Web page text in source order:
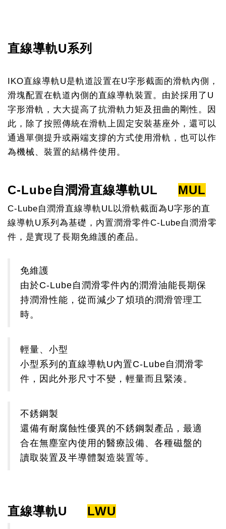
直線導軌U系列
IKO直線導軌U是軌道設置在U字形截面​​的滑軌內側，
滑塊配置在軌道內側的直線導軌裝置。由於採用了U
字形滑軌，大大提高了抗滑軌力矩及扭曲的剛性。因
此，除了按照傳統在滑軌上固定安裝基座外，還可以
通過單側提升或兩端支撐的方式使用滑軌，也可以作
為機械、裝置的結構件使用。
C-Lube自潤滑直線導軌UL MUL
C-Lube自潤滑直線導軌UL以滑軌截面為U字形的直
線導軌U系列為基礎，內置潤滑零件C-Lube自潤滑零
件，是實現了長期免維護的產品。
免維護
由於C-Lube自潤滑零件內的潤滑油能長期保
持潤滑性能，從而減少了煩瑣的潤滑管理工
時。
輕量、小型
小型系列的直線導軌U內置C-Lube自潤滑零
件，因此外形尺寸不變，輕量而且緊湊。
不銹鋼製
還備有耐腐蝕性優異的不銹鋼製產品，最適
合在無塵室內使用的醫療設備、各種磁盤的
讀取裝置及半導體製造裝置等。
直線導軌U LWU